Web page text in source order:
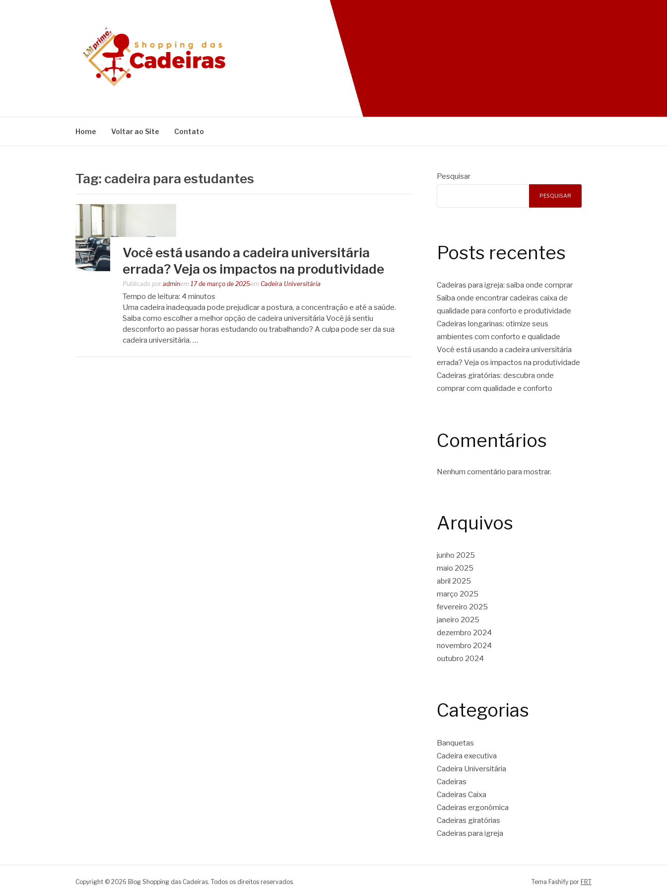
BLOG SHOPPING DAS CADEIRAS
Home Voltar ao Site Contato
Tag: cadeira para estudantes
Você está usando a cadeira universitária
errada? Veja os impactos na produtividade
Publicado por adminem 17 de março de 2025em Cadeira Universitária
Tempo de leitura: 4 minutos
Uma cadeira inadequada pode prejudicar a postura, a concentração e até a saúde.
Saiba como escolher a melhor opção de cadeira universitária Você já sentiu
desconforto ao passar horas estudando ou trabalhando? A culpa pode ser da sua
cadeira universitária. …
Pesquisar
PESQUISAR
Posts recentes
Cadeiras para igreja: saiba onde comprar
Saiba onde encontrar cadeiras caixa de
qualidade para conforto e produtividade
Cadeiras longarinas: otimize seus
ambientes com conforto e qualidade
Você está usando a cadeira universitária
errada? Veja os impactos na produtividade
Cadeiras giratórias: descubra onde
comprar com qualidade e conforto
Comentários
Nenhum comentário para mostrar.
Arquivos
junho 2025
maio 2025
abril 2025
março 2025
fevereiro 2025
janeiro 2025
dezembro 2024
novembro 2024
outubro 2024
Categorias
Banquetas
Cadeira executiva
Cadeira Universitária
Cadeiras
Cadeiras Caixa
Cadeiras ergonômica
Cadeiras giratórias
Cadeiras para igreja
Copyright © 2026 Blog Shopping das Cadeiras. Todos os direitos reservados. Tema Fashify por FRT